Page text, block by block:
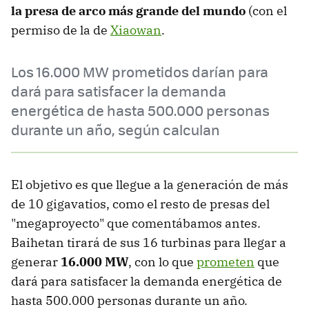
la presa de arco más grande del mundo (con el
permiso de la de Xiaowan.
Los 16.000 MW prometidos darían para
dará para satisfacer la demanda
energética de hasta 500.000 personas
durante un año, según calculan
El objetivo es que llegue a la generación de más
de 10 gigavatios, como el resto de presas del
"megaproyecto" que comentábamos antes.
Baihetan tirará de sus 16 turbinas para llegar a
generar 16.000 MW, con lo que prometen que
dará para satisfacer la demanda energética de
hasta 500.000 personas durante un año.